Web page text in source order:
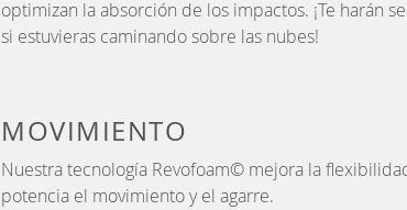
optimizan la absorción de los impactos. ¡Te harán
si estuvieras caminando sobre las nubes!
MOVIMIENTO
Nuestra tecnología Revofoam© mejora la
potencia el movimiento y el agarre.